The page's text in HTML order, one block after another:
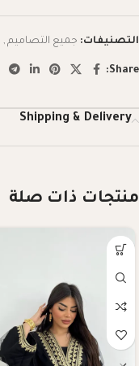
التصنيفات: جميع التصاميم ,
Share:
Shipping & Delivery
منتجات ذات صلة